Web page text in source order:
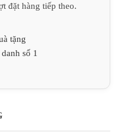
đặt hàng tiếp theo.